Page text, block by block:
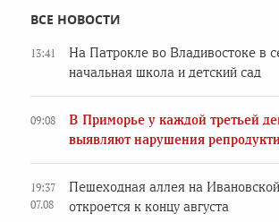
ВСЕ НОВОСТИ
13:41
На Патрокле во Владивостоке в
начальная школа и детский сад
09:08
В Приморье у каждой третьей
выявляют нарушения
19:37
07.08
Пешеходная аллея на
откроется к концу августа